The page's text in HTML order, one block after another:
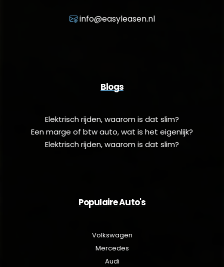
info@easyleasen.nl
Blogs
Elektrisch rijden, waarom is dat slim?
Een marge of btw auto, wat is het eigenlijk?
Elektrisch rijden, waarom is dat slim?
Populaire Auto's
Volkswagen
Mercedes
Audi